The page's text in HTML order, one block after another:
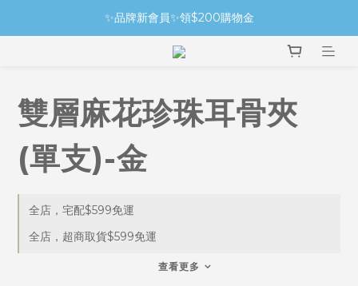
✨品牌新會員✨領$200購物金
雙層麻花珍珠耳骨夾
(單支)-金
全店，宅配$599免運
全店，超商取貨$599免運
查看更多